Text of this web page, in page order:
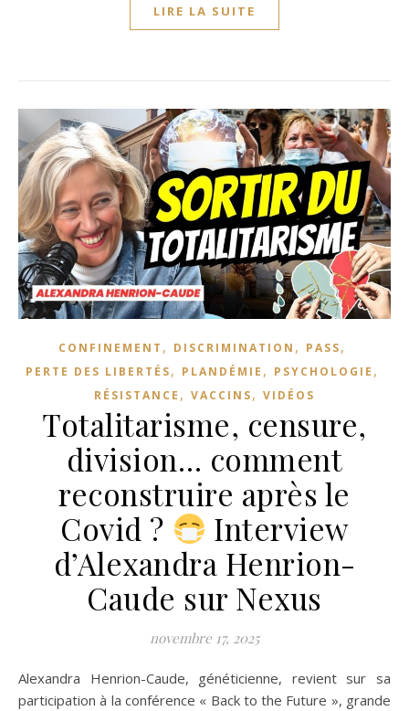
LIRE LA SUITE
CONFINEMENT , DISCRIMINATION , PASS,
PERTE DES LIBERTÉS, PLANDÉMIE , PSYCHOLOGIE ,
RÉSISTANCE , VACCINS, VIDÉOS
Totalitarisme, censure,
division… comment
reconstruire après le
Covid ?
Interview
d’Alexandra Henrion-
Caude sur Nexus
novembre 17, 2025
Alexandra Henrion-Caude, généticienne, revient sur sa
participation à la conférence « Back to the Future », grande